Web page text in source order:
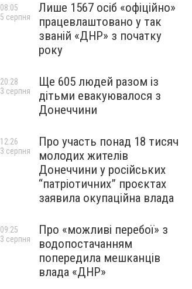
Лише 1567 осіб «офіційно»
працевлаштовано у так
званій «ДНР» з початку
року
08:05
5 серпня
Ще 605 людей разом із
дітьми евакуювалося з
Донеччини
20:28
3 серпня
Про участь понад 18 тисяч
молодих жителів
Донеччини у російських
“патріотичних” проєктах
заявила окупаційна влада
12:26
3 серпня
Про «можливі перебої» з
водопостачанням
попередила мешканців
влада «ДНР»
09:25
3 серпня